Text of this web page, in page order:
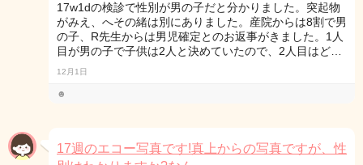
17w1dの検診で性別が男の子だと分かりました。突起物
がみえ、へその緒は別にありました。産院からは8割で男
の子、R先生からは男児確定とのお返事がきました。1人
目が男の子で子供は2人と決めていたので、2人目はど…
12月1日
☻
17週のエコー写真です!真上からの写真ですが、性